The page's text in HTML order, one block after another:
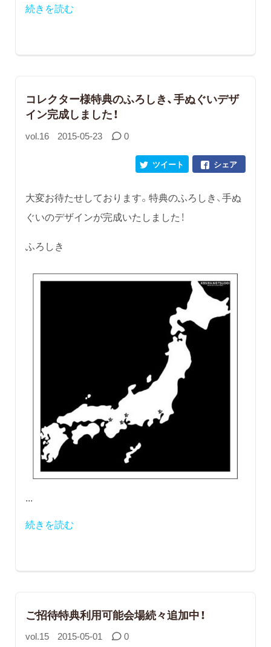
続きを読む
コレクター様特典のふろしき、手ぬぐいデザ
イン完成しました！
vol.16 2015-05-23 0
シェア
ツイート
大変お待たせしております。特典のふろしき、手ぬ
ぐいのデザインが完成いたしました！
ふろしき
...
続きを読む
ご招待特典利用可能会場続々追加中！
vol.15 2015-05-01 0